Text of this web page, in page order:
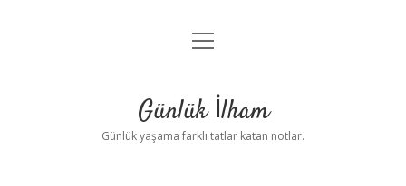
Anasayfa
Yasal Uyarı
menüyü
Günlük İlham
Günlük yaşama farklı tatlar katan notlar.